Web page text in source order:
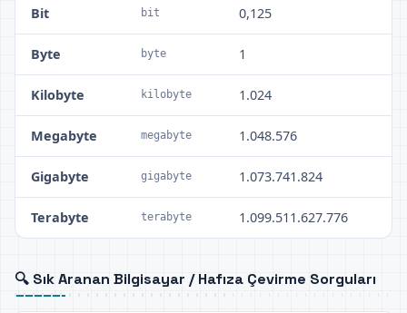
Bit bit 0,125
Byte byte 1
Kilobyte kilobyte 1.024
Megabyte megabyte 1.048.576
Gigabyte gigabyte 1.073.741.824
Terabyte terabyte 1.099.511.627.776
🔍 Sık Aranan Bilgisayar / Hafıza Çevirme Sorguları